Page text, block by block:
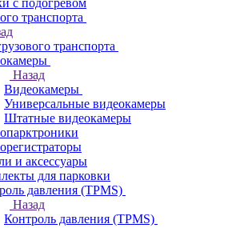
с подогревом
транспорта
транспорта
Назад
Видеокамеры
Универсальные видеокамеры
Штатные видеокамеры
и аксессуары
для парковки
давления (TPMS)
Назад
Контроль давления (TPMS)